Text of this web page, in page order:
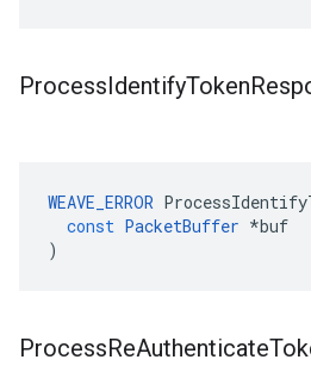
ProcessIdentifyToken
WEAVE_ERROR
const PacketBuffer *buf
)
ProcessReAuthenticate